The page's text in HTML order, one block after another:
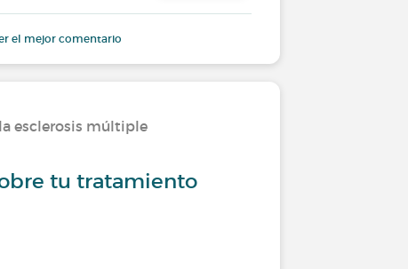
el mejor comentario
esclerosis múltiple
tu tratamiento